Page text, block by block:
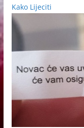
Kako Lijeciti